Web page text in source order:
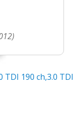
190 ch,3.0 TDI